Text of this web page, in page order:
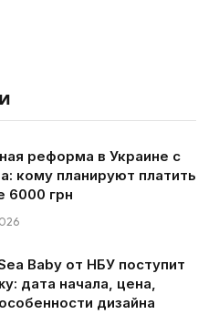
реформа в Украине с
кому планируют платить
6000 грн
Baby от НБУ поступит
дата начала, цена,
дизайна